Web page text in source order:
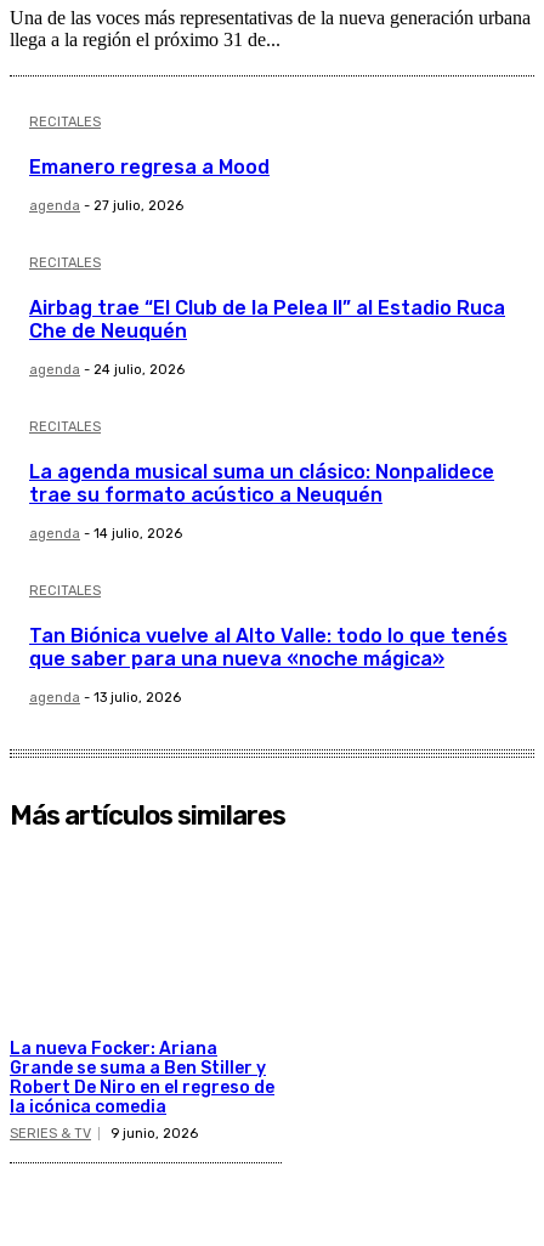
Una de las voces más representativas de la nueva generación urbana
llega a la región el próximo 31 de...
RECITALES
Emanero regresa a Mood
agenda - 27 julio, 2026
RECITALES
Airbag trae “El Club de la Pelea II” al Estadio Ruca
Che de Neuquén
agenda - 24 julio, 2026
RECITALES
La agenda musical suma un clásico: Nonpalidece
trae su formato acústico a Neuquén
agenda - 14 julio, 2026
RECITALES
Tan Biónica vuelve al Alto Valle: todo lo que tenés
que saber para una nueva «noche mágica»
agenda - 13 julio, 2026
Más artículos similares
La nueva Focker: Ariana
Grande se suma a Ben Stiller y
Robert De Niro en el regreso de
la icónica comedia
SERIES & TV 9 junio, 2026